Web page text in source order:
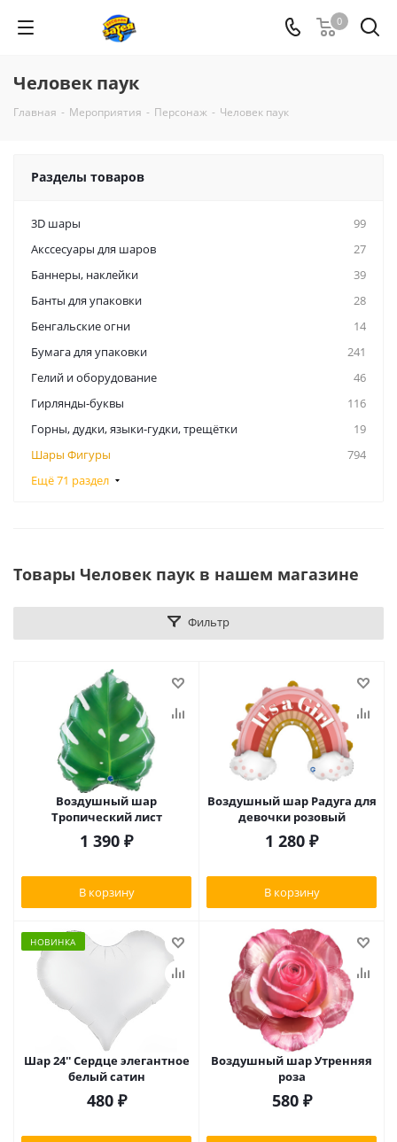
0
Человек паук
Главная - Мероприятия - Персонаж - Человек паук
Разделы товаров
3D шары
99
Акссесуары для шаров
27
Баннеры, наклейки
39
Банты для упаковки
28
Бенгальские огни
14
Бумага для упаковки
241
Гелий и оборудование
46
Гирлянды-буквы
116
Горны, дудки, языки-гудки, трещётки
19
Шары Фигуры
794
Ещё 71 раздел
Товары Человек паук в нашем магазине
Фильтр
Воздушный шар
Тропический лист
1 390 ₽
В корзину
Воздушный шар Радуга для
девочки розовый
1 280 ₽
В корзину
НОВИНКА
Шар 24'' Сердце элегантное
белый сатин
480₽
Воздушный шар Утренняя
роза
580₽